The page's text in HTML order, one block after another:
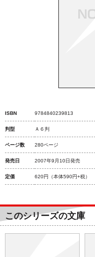
ISBN 9784840239813
判型 Ａ６判
ページ数 280ページ
発売日 2007年9月10日発売
定価 620円 （本体590円+税）
このシリーズの文庫